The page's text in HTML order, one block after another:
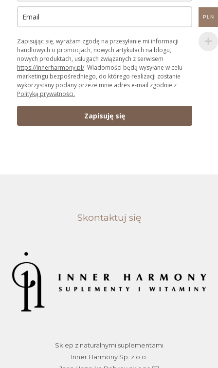
Zapisując się, wyrażam zgodę na przesyłanie mi informacji
handlowych o promocjach, nowych artykułach na blogu,
nowych produktach, usługach związanych z serwisem
https://innerharmony.pl/. Wiadomości będą wysyłane w celu
marketingu bezpośredniego, do którego realizacji zostanie
wykorzystany podany przeze mnie adres e-mail zgodnie z
Polityką prywatności.
Zapisuję się
Skontaktuj się
Sklep z naturalnymi suplementami
Inner Harmony Sp. z o.o.
PLN